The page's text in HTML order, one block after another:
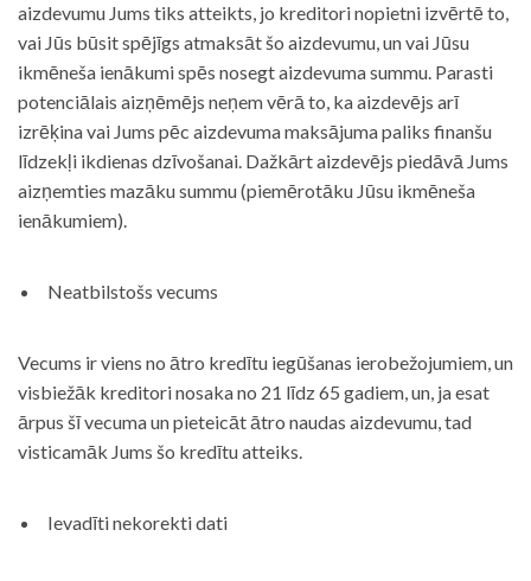
aizdevumu Jums tiks atteikts, jo kreditori nopietni izvērtē to,
vai Jūs būsit spējīgs atmaksāt šo aizdevumu, un vai Jūsu
ikmēneša ienākumi spēs nosegt aizdevuma summu. Parasti
potenciālais aizņēmējs neņem vērā to, ka aizdevējs arī
izrēķina vai Jums pēc aizdevuma maksājuma paliks finanšu
līdzekļi ikdienas dzīvošanai. Dažkārt aizdevējs piedāvā Jums
aizņemties mazāku summu (piemērotāku Jūsu ikmēneša
ienākumiem).
Neatbilstošs vecums
Vecums ir viens no ātro kredītu iegūšanas ierobežojumiem, un
visbiežāk kreditori nosaka no 21 līdz 65 gadiem, un, ja esat
ārpus šī vecuma un pieteicāt ātro naudas aizdevumu, tad
visticamāk Jums šo kredītu atteiks.
Ievadīti nekorekti dati